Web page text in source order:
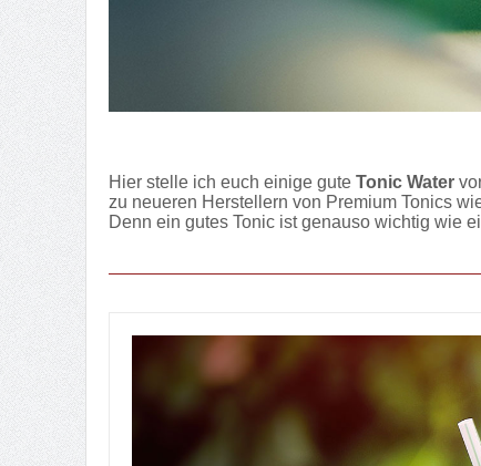
Hier stelle ich euch einige gute Tonic Water
zu neueren Herstellern von Premium Tonics
Denn ein gutes Tonic ist genauso wichtig wie